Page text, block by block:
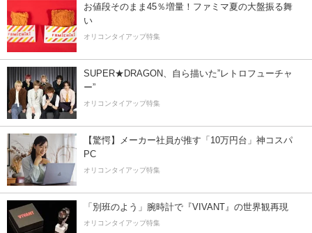
お値段そのまま45％増量！ファミマ夏の大盤振る舞
い
オリコンタイアップ特集
SUPER★DRAGON、自ら描いた”レトロフューチャ
ー”
オリコンタイアップ特集
【驚愕】メーカー社員が推す「10万円台」神コスパ
PC
オリコンタイアップ特集
「別班のよう」腕時計で『VIVANT』の世界観再現
オリコンタイアップ特集